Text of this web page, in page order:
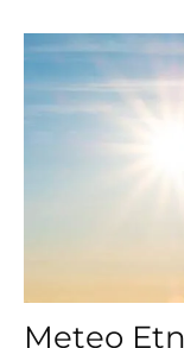
Meteo